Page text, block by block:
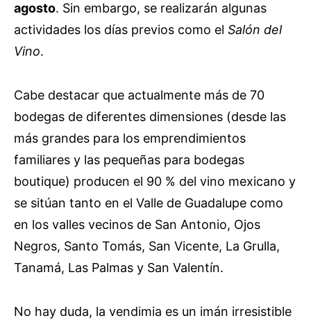
agosto. Sin embargo, se realizarán algunas
actividades los días previos como el Salón del
Vino.
Cabe destacar que actualmente más de 70
bodegas de diferentes dimensiones (desde las
más grandes para los emprendimientos
familiares y las pequeñas para bodegas
boutique) producen el 90 % del vino mexicano y
se sitúan tanto en el Valle de Guadalupe como
en los valles vecinos de San Antonio, Ojos
Negros, Santo Tomás, San Vicente, La Grulla,
Tanamá, Las Palmas y San Valentín.
No hay duda, la vendimia es un imán irresistible